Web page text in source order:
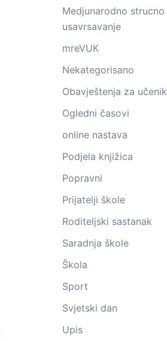
Medjunarodno strucno
usavrsavanje
mreVUK
Nekategorisano
Obavještenja za
Ogledni časovi
online nastava
Podjela knjižica
Popravni
Prijatelji škole
Roditeljski sastanak
Saradnja škole
Škola
Sport
Svjetski dan
Upis